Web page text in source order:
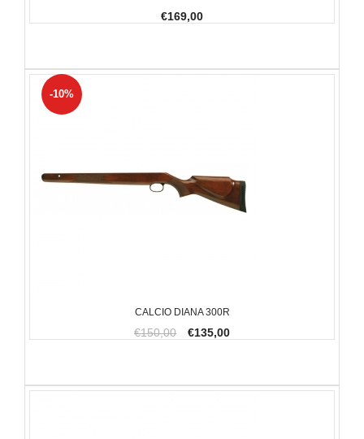
€169,00
CALCIO DIANA 300R
€150,00 €135,00
-10%